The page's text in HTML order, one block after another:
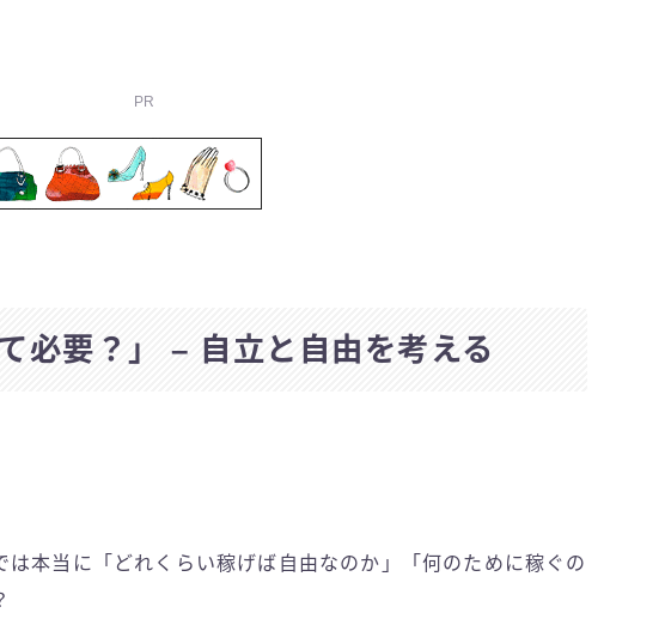
PR
必要？」 – 自立と自由を考える
は本当に「どれくらい稼げば自由なのか」「何のために稼ぐの